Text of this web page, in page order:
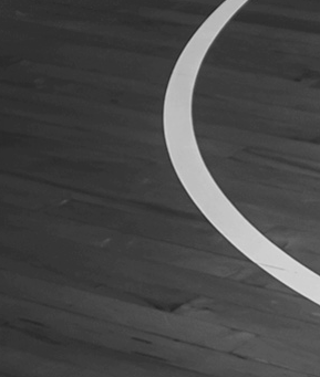
ÁREA TÉCNICA
PROJETOS